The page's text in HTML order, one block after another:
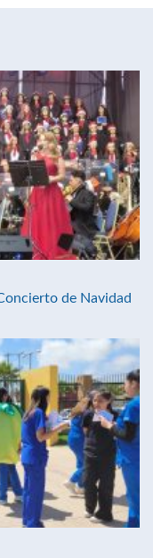
de Navidad